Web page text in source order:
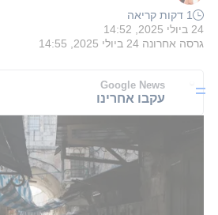
1 דקות קריאה
24 ביולי 2025, 14:52
גרסה אחרונה 24 ביולי 2025, 14:55
Google News
עקבו אחרינו